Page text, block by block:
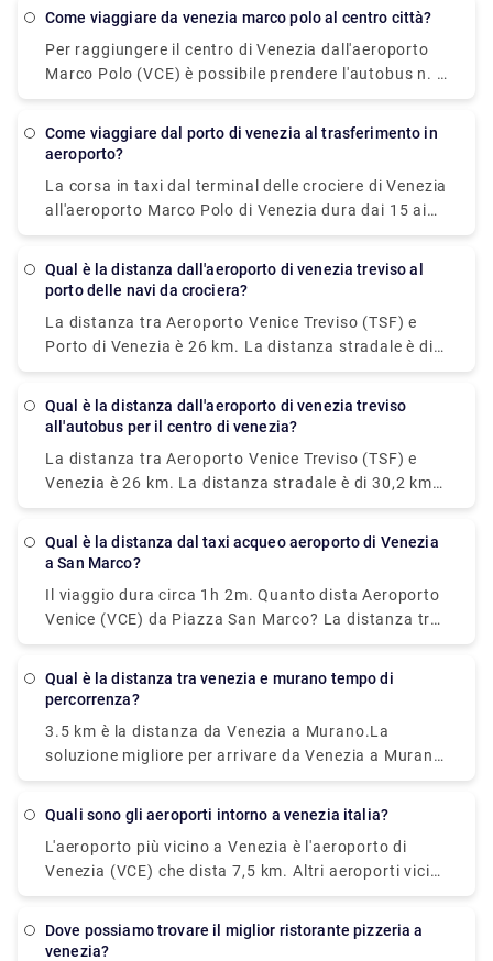
dell'autobus è di 8 EUR. La navetta raggiungerà la
destinazione in 20 minuti e dovrai pagare 7 EUR per
tale viaggio.
come viaggiare da venezia marco polo al centro città?
Per raggiungere il centro di Venezia dall'aeroporto
Marco Polo (VCE) è possibile prendere l'autobus n. 5
operato da Actv. L'autobus ferma al terminal di
partono dall'aeroporto ogni 15 minuti dal lunedì al
come viaggiare dal porto di venezia al trasferimento in
aeroporto?
La corsa in taxi dal terminal delle crociere di Venezia
all'aeroporto Marco Polo di Venezia dura dai 15 ai
20 minuti. Il trasferimento privato prenotato in
all'hotel di Venezia include una corsa in taxi acqueo
dall'aeroporto Marco Polo di Venezia.
Qual è la distanza dall'aeroporto di venezia treviso al
porto delle navi da crociera?
La distanza tra Aeroporto Venice Treviso (TSF) e
Porto di Venezia è 26 km. La distanza stradale è di
30,2 km.
Qual è la distanza dall'aeroporto di venezia treviso
all'autobus per il centro di venezia?
La distanza tra Aeroporto Venice Treviso (TSF) e
Venezia è 26 km. La distanza stradale è di 30,2 km.
Come posso viaggiare da Aeroporto Venice Treviso
per arrivare da Aeroporto Venice Treviso (TSF) a
che dura 30 min e costa €8 - €13.
Qual è la distanza dal taxi acqueo aeroporto di Venezia
a San Marco?
Il viaggio dura circa 1h 2m. Quanto dista Aeroporto
Venice (VCE) da Piazza San Marco? La distanza tra
Aeroporto Venice (VCE) e Piazza San Marco è 8 km.
Qual è la distanza tra venezia e murano tempo di
percorrenza?
3.5 km è la distanza da Venezia a Murano.La
soluzione migliore per arrivare da Venezia a Murano
senza una macchina è traghetto che dura 18 min e
Venezia a Murano? traghetto da F. te Nove a
Murano Da Mula impiega 18 min compresi i
trasferimenti e parte alle ogni 20 minuti.
quali sono gli aeroporti intorno a venezia italia?
L'aeroporto più vicino a Venezia è l'aeroporto di
Venezia (VCE) che dista 7,5 km. Altri aeroporti vicini
sono Venezia Treviso (TSF) (26,2 km), Trieste (TRS)
(BLQ) (129,9 km).
dove possiamo trovare il miglior ristorante pizzeria a
venezia?